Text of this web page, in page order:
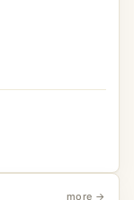
more →